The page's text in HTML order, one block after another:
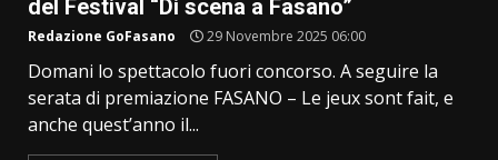
del Festival “Di scena a Fasano”
Redazione GoFasano 29 Novembre 2025 06:00
Domani lo spettacolo fuori concorso. A seguire la
serata di premiazione FASANO – Le jeux sont fait, e
anche quest’anno il...